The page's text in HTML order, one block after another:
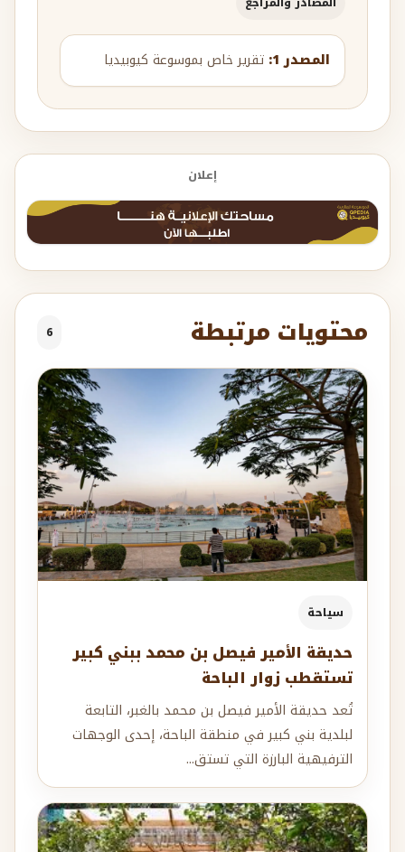
المصدر 1: تقرير خاص بموسوعة كيوبيديا
إعلان
محتويات مرتبطة 6
سياحة
حديقة الأمير فيصل بن محمد ببني كبير
تستقطب زوار الباحة
تُعد حديقة الأمير فيصل بن محمد بالغبر، التابعة
لبلدية بني كبير في منطقة الباحة، إحدى الوجهات
الترفيهية البارزة التي تستق...